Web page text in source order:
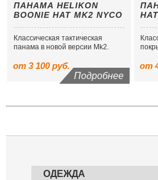
ПАНАМА HELIKON
BOONIE HAT MK2 NYCO
Классическая тактическая
панама в новой версии Mk2.
от 3 100 руб.
Подробнее
HAT
от
ОДЕЖДА